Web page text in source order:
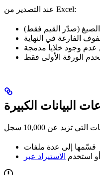
عند التصدير من Excel:
الصيغ (صدّر القيم فقط)
الفارغة في النهاية
عدم وجود خلايا مدمجة
الورقة الأولى فقط
البيانات الكبيرة
قسّمها إلى عدة ملفات
أو استخدم